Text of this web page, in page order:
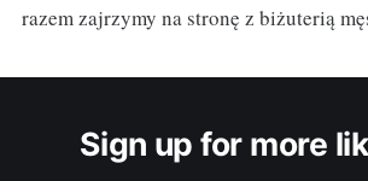
razem zajrzymy na stronę z biżuterią
Sign up for more